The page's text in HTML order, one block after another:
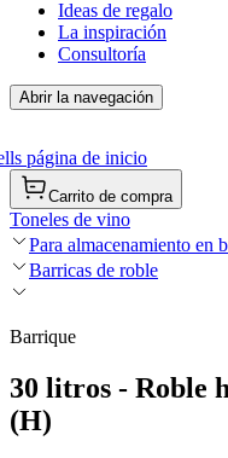
Ideas de regalo
La inspiración
Consultoría
Abrir la navegación
página de inicio
Carrito de compra
Toneles de vino
Para almacenamiento en
Barricas de roble
Barrique
30 litros - Roble
(H)